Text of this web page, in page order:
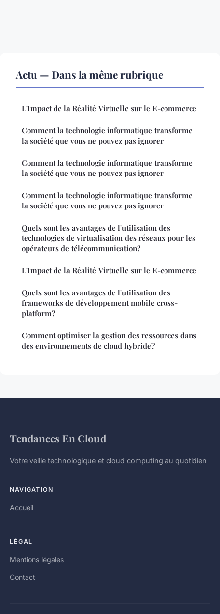
Actu — Dans la même rubrique
L'Impact de la Réalité Virtuelle sur le E-commerce
Comment la technologie informatique transforme
la société que vous ne pouvez pas ignorer
Comment la technologie informatique transforme
la société que vous ne pouvez pas ignorer
Comment la technologie informatique transforme
la société que vous ne pouvez pas ignorer
Quels sont les avantages de l'utilisation des
technologies de virtualisation des réseaux pour les
opérateurs de télécommunication?
L'Impact de la Réalité Virtuelle sur le E-commerce
Quels sont les avantages de l'utilisation des
frameworks de développement mobile cross-
platform?
Comment optimiser la gestion des ressources dans
des environnements de cloud hybride?
Tendances En Cloud
Votre veille technologique et cloud computing au quotidien
NAVIGATION
Accueil
LÉGAL
Mentions légales
Contact